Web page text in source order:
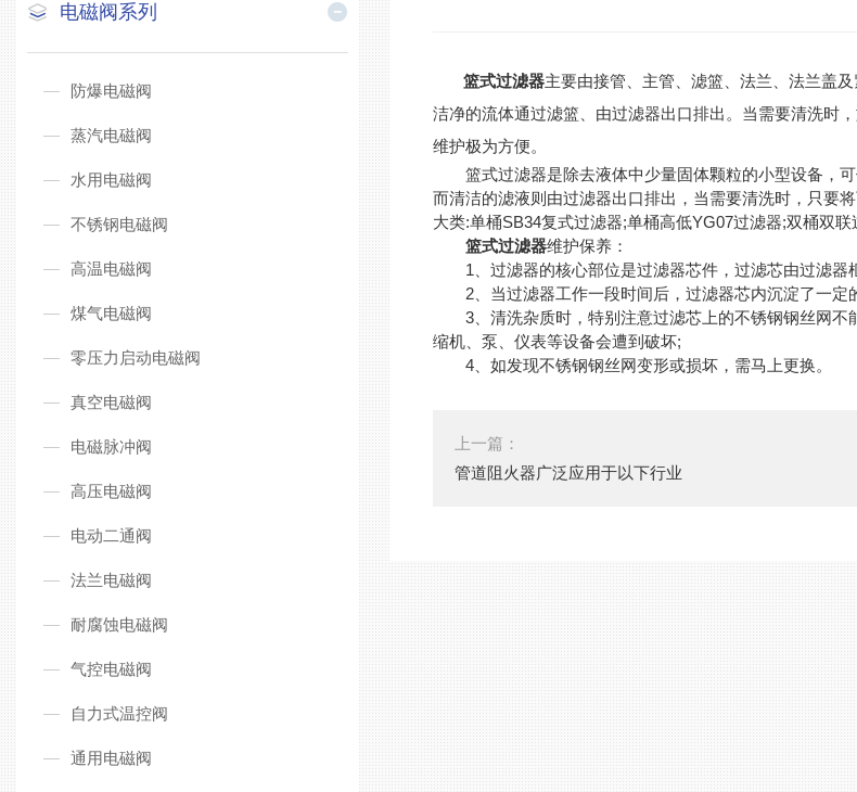
电磁阀系列
防爆电磁阀
蒸汽电磁阀
水用电磁阀
不锈钢电磁阀
高温电磁阀
煤气电磁阀
零压力启动电磁阀
真空电磁阀
电磁脉冲阀
高压电磁阀
电动二通阀
法兰电磁阀
耐腐蚀电磁阀
气控电磁阀
自力式温控阀
通用电磁阀
篮式过滤器主要由接管、主管、滤篮、法兰、法兰盖
洁净的流体通过滤篮、由过滤器出口排出。当需要清洗时
维护极为方便。
篮式过滤器是除去液体中少量固体颗粒的小型设备，可
而清洁的滤液则由过滤器出口排出，当需要清洗时，只要
大类:单桶SB34复式过滤器;单桶高低YG07过滤器;双桶双联
篮式过滤器维护保养：
1、过滤器的核心部位是过滤器芯件，过滤芯由过滤器
2、当过滤器工作一段时间后，过滤器芯内沉淀了一定
3、清洗杂质时，特别注意过滤芯上的不锈钢钢丝网不
缩机、泵、仪表等设备会遭到破坏;
4、如发现不锈钢钢丝网变形或损坏，需马上更换。
上一篇：
管道阻火器广泛应用于以下行业